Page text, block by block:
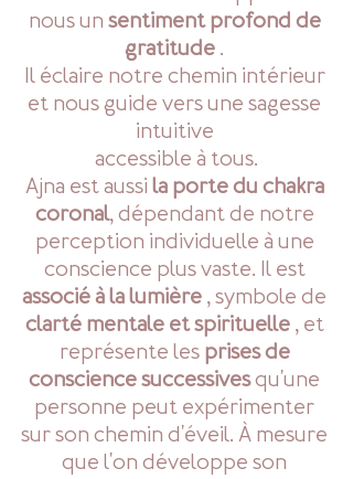
nous un sentiment profond de
gratitude .
Il éclaire notre chemin intérieur
et nous guide vers une sagesse
intuitive
accessible à tous.
Ajna est aussi la porte du chakra
coronal, dépendant de notre
perception individuelle à une
conscience plus vaste. Il est
associé à la lumière , symbole de
clarté mentale et spirituelle , et
représente les prises de
conscience successives qu'une
personne peut expérimenter
sur son chemin d'éveil. À mesure
que l'on développe son